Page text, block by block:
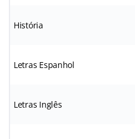
História
Letras Espanhol
Letras Inglês